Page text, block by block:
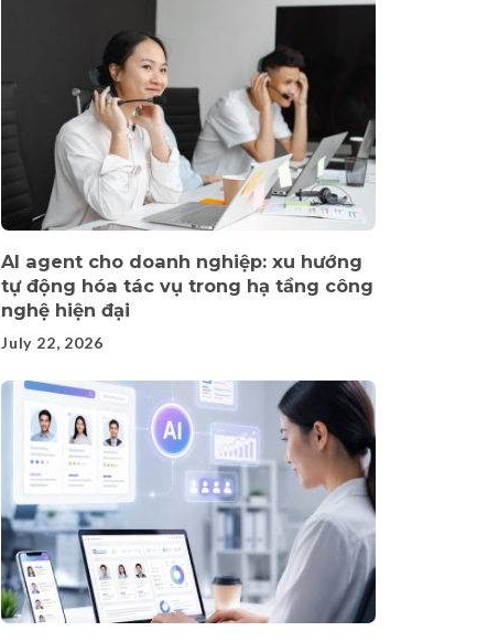
AI agent cho doanh nghiệp: xu hướng
tự động hóa tác vụ trong hạ tầng công
nghệ hiện đại
July 22, 2026